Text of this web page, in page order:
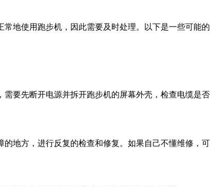
地使用跑步机，因此需要及时处理。以下是一些可能的
要先断开电源并拆开跑步机的屏幕外壳，检查电缆是否
地方，进行反复的检查和修复。如果自己不懂维修，可